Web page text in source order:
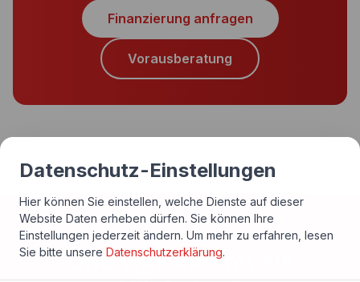
Finanzierung anfragen
Vorausberatung
Und was kommt als
Datenschutz-Einstellungen
Hier können Sie einstellen, welche Dienste auf dieser
Website Daten erheben dürfen. Sie können Ihre
Einstellungen jederzeit ändern. Um mehr zu erfahren, lesen
Sie bitte unsere Datenschutzerklärung.